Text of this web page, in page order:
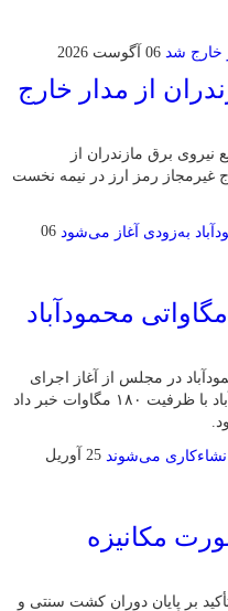
06 آگوست 2026
از مدار خارج
نیروی برق مازندران از
دستگاه استخراج غیرمجاز رمز ارز در نیمه نخست
06
فاز نخست نیروگاه ۵۰۰ مگاواتی محمودآباد
در مجلس از آغاز اجرای
فاز نخست نیروگاه ۵۰۰ مگاواتی محمودآباد با ظرفیت ۱۸۰ مگاوات خبر داد
25 آوریل
مکانیزه
تأکید بر پایان دوران کشت سنتی و